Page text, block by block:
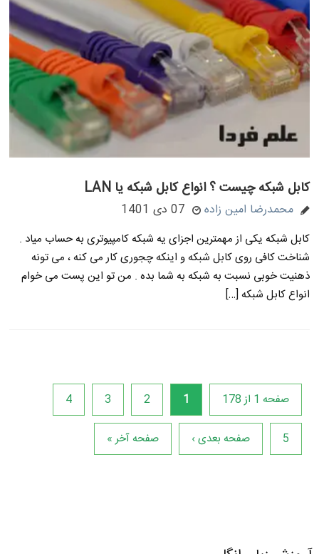
کابل شبکه چیست ؟ انواع کابل شبکه یا LAN
محمدرضا امین زاده 07 دی 1401
کابل شبکه یکی از مهمترین اجزای یه شبکه کامپیوتری به حساب میاد .
شناخت کافی روی کابل شبکه و اینکه چجوری کار می کنه ، می تونه
ذهنیت خوبی نسبت به شبکه به شما بده . من تو این پست می خوام
انواع کابل شبکه […]
صفحه 1 از 178 1
2
3
4
5 صفحه بعدی › صفحه آخر »